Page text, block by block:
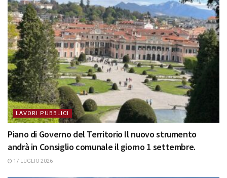
LAVORI PUBBLICI
Piano di Governo del Territorio Il nuovo strumento
andrà in Consiglio comunale il giorno 1 settembre.
17 LUGLIO 2026